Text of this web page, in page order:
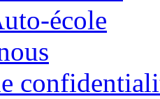
école